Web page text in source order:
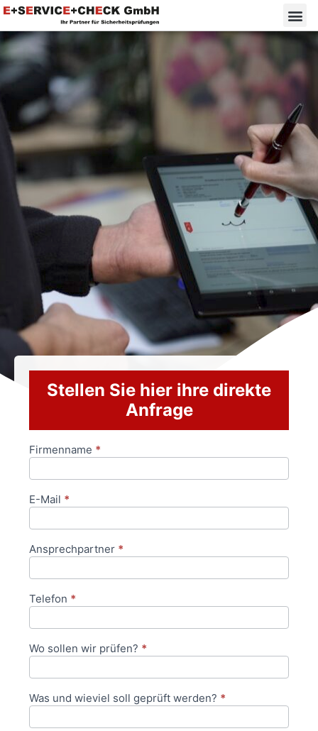
Stellen Sie hier ihre direkte
Anfrage
Anfrageformular
Firmenname *
E-Mail *
Ansprechpartner *
Telefon *
Wo sollen wir prüfen? *
Was und wieviel soll geprüft werden? *